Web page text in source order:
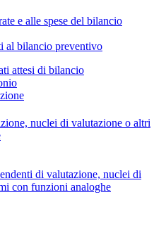
e alle spese del bilancio
al bilancio preventivo
attesi di bilancio
nuclei di valutazione o altri
di valutazione, nuclei di
con funzioni analoghe